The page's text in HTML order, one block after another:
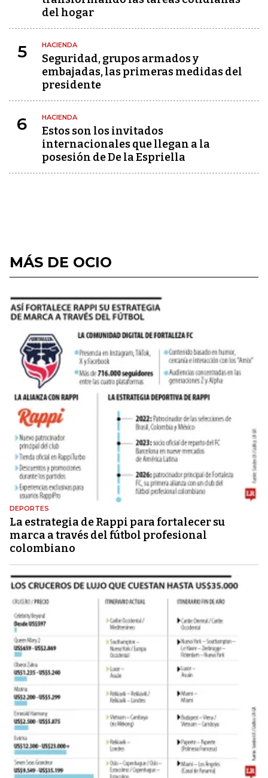
del hogar
5 HACIENDA
Seguridad, grupos armados y
embajadas, las primeras medidas del
presidente
6 HACIENDA
Estos son los invitados
internacionales que llegan a la
posesión de De la Espriella
MÁS DE OCIO
DEPORTES
La estrategia de Rappi para fortalecer su
marca a través del fútbol profesional
colombiano